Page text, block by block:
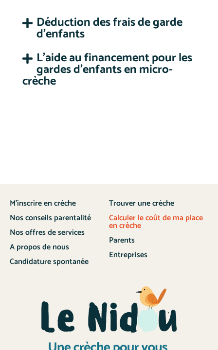
Déduction des frais de garde
d'enfants
L'aide au financement pour les
gardes d'enfants en micro-
crèche
M’inscrire en crèche
Nos conseils parentalité
Nos offres de services
A propos de nous
Candidature spontanée
Trouver une crèche
Calculer le coût de ma place
en crèche
Parents
Entreprises